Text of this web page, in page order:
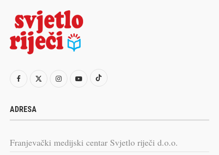
ADRESA
Franjevački medijski centar Svjetlo riječi d.o.o.